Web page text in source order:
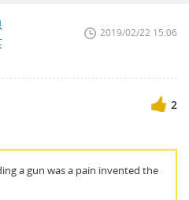
2019/02/22 15:06
2
a gun was a pain invented the